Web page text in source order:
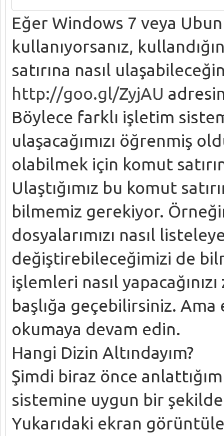
Eğer Windows 7 veya
kullanıyorsanız,
satırına nasıl
http://goo.gl/ZyjAU
Böylece farklı işletim
ulaşacağımızı öğrenmiş
olabilmek için komut
Ulaştığımız bu komut
bilmemiz gerekiyor.
dosyalarımızı nasıl
değiştirebileceğimizi de
işlemleri nasıl
başlığa geçebilirsiniz.
okumaya devam edin.
Hangi Dizin Altındayım?
Şimdi biraz önce
sistemine uygun bir şekilde
Yukarıdaki ekran